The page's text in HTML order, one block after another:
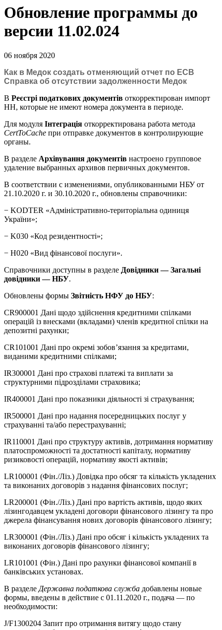
Обновление программы до
версии 11.02.024
06 ноября 2020
Как в Медок создать отменяющий отчет по ЕСВ
Справка об отсутствии задолженности Медок
В Реєстрі податкових документів откорректирован импорт
НН, которые не имеют номера документа в периоде.
Для модуля Інтеграція откорректирована работа метода
CertToCache при отправке документов в контролирующие
органы.
В разделе Архівування документів настроено групповое
удаление выбранных архивов первичных документов.
В соответствии с изменениями, опубликованными НБУ от
21.10.2020 г. и 30.10.2020 г., обновлены справочники:
− KODTER «Адміністративно-територіальна одиниця
України»;
− K030 «Код резидентності»;
− H020 «Вид фінансової послуги».
Справочники доступны в разделе Довідники — Загальні
довідники — НБУ.
Обновлены формы Звітність НФУ до НБУ:
CR900001 Дані щодо здійснення кредитними спілками
операцій із внесками (вкладами) членів кредитної спілки на
депозитні рахунки;
CR101001 Дані про окремі зобов’язання за кредитами,
виданими кредитними спілками;
IR300001 Дані про страхові платежі та виплати за
структурними підрозділами страховика;
IR400001 Дані про показники діяльності зі страхування;
IR500001 Дані про надання посередницьких послуг у
страхуванні та/або перестрахуванні;
IR110001 Дані про структуру активів, дотримання нормативу
платоспроможності та достатності капіталу, нормативу
ризиковості операцій, нормативу якості активів;
LR100001 (Фін./Ліз.) Довідка про обсяг та кількість укладених
та виконаних договорів з надання фінансових послуг;
LR200001 (Фін./Ліз.) Дані про вартість активів, щодо яких
лізингодавцем укладені договори фінансового лізингу та про
джерела фінансування нових договорів фінансового лізингу;
LR300001 (Фін./Ліз.) Дані про обсяг і кількість укладених та
виконаних договорів фінансового лізингу;
LR101001 (Фін.) Дані про рахунки фінансової компанії в
банківських установах.
В разделе Державна податкова служба добавлены новые
формы, введены в действие с 01.11.2020 г., подача — по
необходимости:
J/F1300204 Запит про отримання витягу щодо стану